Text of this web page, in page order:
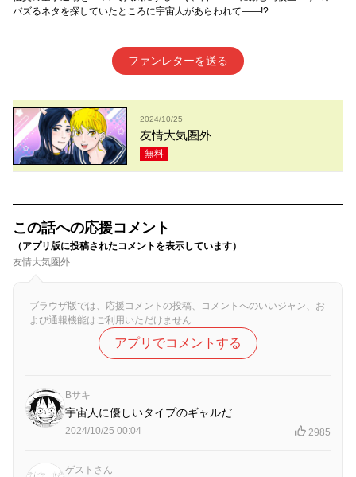
バズるネタを探していたところに宇宙人があらわれて――!?
ファンレターを送る
2024/10/25
友情大気圏外
無料
この話への応援コメント
（アプリ版に投稿されたコメントを表示しています）
友情大気圏外
ブラウザ版では、応援コメントの投稿、コメントへのいいジャン、お
よび通報機能はご利用いただけません
アプリでコメントする
Bサキ
宇宙人に優しいタイプのギャルだ
2024/10/25 00:04 2985
ゲストさん